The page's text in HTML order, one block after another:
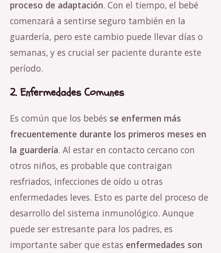
proceso de adaptación. Con el tiempo, el bebé
comenzará a sentirse seguro también en la
guardería, pero este cambio puede llevar días o
semanas, y es crucial ser paciente durante este
período.
2. Enfermedades Comunes
Es común que los bebés se enfermen más
frecuentemente durante los primeros meses en
la guardería. Al estar en contacto cercano con
otros niños, es probable que contraigan
resfriados, infecciones de oído u otras
enfermedades leves. Esto es parte del proceso de
desarrollo del sistema inmunológico. Aunque
puede ser estresante para los padres, es
importante saber que estas enfermedades son